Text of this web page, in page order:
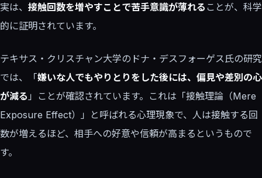
実は、 接触回数を増やすことで苦手意識が薄れる ことが、科学
的に証明されています。
テキサス・クリスチャン大学のドナ・デスフォーゲス氏の研究
では、「嫌いな人でもやりとりをした後には、偏見や差別の心
が減る 」ことが確認されています。これは「接触理論（Mere
Exposure Effect）」と呼ばれる心理現象で、人は接触する回
数が増えるほど、相手への好意や信頼が高まるというもので
す。